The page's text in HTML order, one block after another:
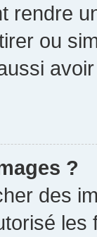
rendre
ou
?
des